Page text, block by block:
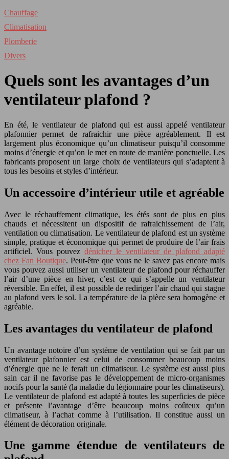
Chauffage
Climatisation
Plomberie
Divers
Quels sont les avantages d’un
ventilateur plafond ?
En été, le ventilateur de plafond qui est aussi appelé ventilateur
plafonnier permet de rafraichir une pièce agréablement. Il est
largement plus économique qu’un climatiseur puisqu’il consomme
moins d’énergie et qu’on le met en route de manière ponctuelle. Les
fabricants proposent un large choix de ventilateurs qui s’adaptent à
tous les besoins et styles d’intérieur.
Un accessoire d’intérieur utile et agréable
Avec le réchauffement climatique, les étés sont de plus en plus
chauds et nécessitent un dispositif de rafraichissement de l’air,
ventilation ou climatisation. Le ventilateur de plafond est un système
simple, pratique et économique qui permet de produire de l’air frais
artificiel. Vous pouvez dénicher le ventilateur de plafond adapté
chez Fan Boutique. Peut-être que vous ne le savez pas encore mais
vous pouvez aussi utiliser un ventilateur de plafond pour réchauffer
l’air d’une pièce en hiver, c’est ce qui s’appelle un ventilateur
réversible. En effet, il est possible de rediriger l’air chaud qui stagne
au plafond vers le sol. La température de la pièce sera homogène et
agréable.
Les avantages du ventilateur de plafond
Un avantage notoire d’un système de ventilation qui se fait par un
ventilateur plafonnier est celui de consommer beaucoup moins
d’énergie que ne le ferait un climatiseur. Le système est aussi plus
sain car il ne favorise pas le développement de micro-organismes
nocifs pour la santé (la maladie du légionnaire pour les climatiseurs).
Le ventilateur de plafond est adapté à toutes les superficies de pièce
et présente l’avantage d’être beaucoup moins coûteux qu’un
climatiseur, à l’achat comme à l’utilisation. Il constitue aussi un
élément de décoration originale.
Une gamme étendue de ventilateurs de